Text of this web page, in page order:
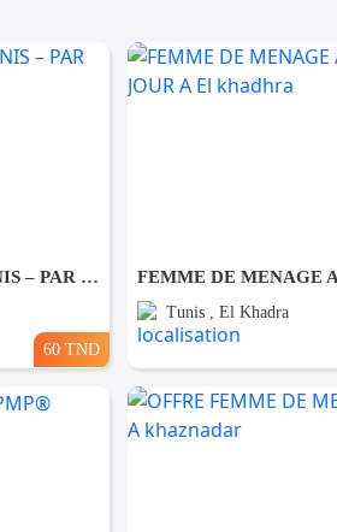
FEMME DE MENAGE A TUNIS – PAR JOUR A Ezzahra
60 TND
Tunis , El Khadra